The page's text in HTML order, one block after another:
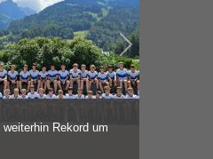
Rekord um
Weiter